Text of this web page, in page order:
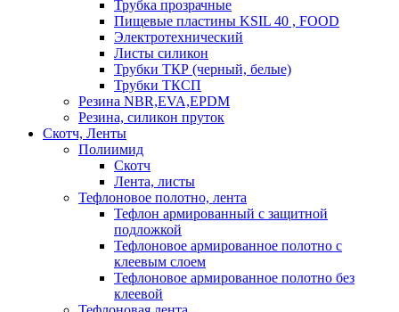
Трубка прозрачные
Пищевые пластины KSIL 40 , FOOD
Электротехнический
Листы силикон
Трубки ТКР (черный, белые)
Трубки ТКСП
Резина NBR,EVA,EPDM
Резина, силикон пруток
Скотч, Ленты
Полиимид
Скотч
Лента, листы
Тефлоновое полотно, лента
Тефлон армированный с защитной
подложкой
Тефлоновое армированное полотно с
клеевым слоем
Тефлоновое армированное полотно без
клеевой